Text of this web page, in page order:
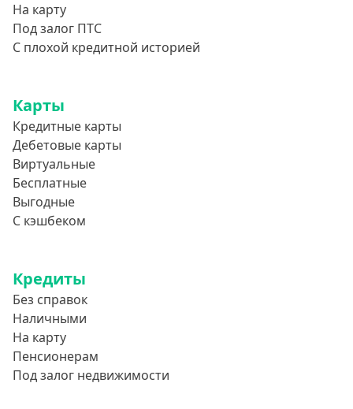
На карту
Под залог ПТС
С плохой кредитной историей
Карты
Кредитные карты
Дебетовые карты
Виртуальные
Бесплатные
Выгодные
С кэшбеком
Кредиты
Без справок
Наличными
На карту
Пенсионерам
Под залог недвижимости